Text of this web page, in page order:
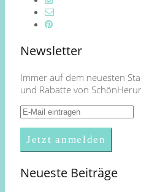
Newsletter
Immer auf dem neuesten
und Rabatte von
Neueste Beiträge